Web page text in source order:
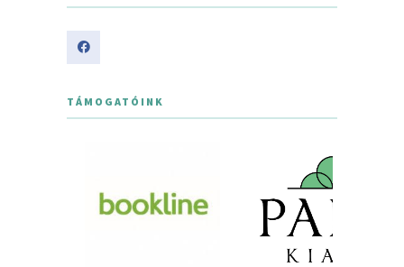
TÁMOGATÓINK